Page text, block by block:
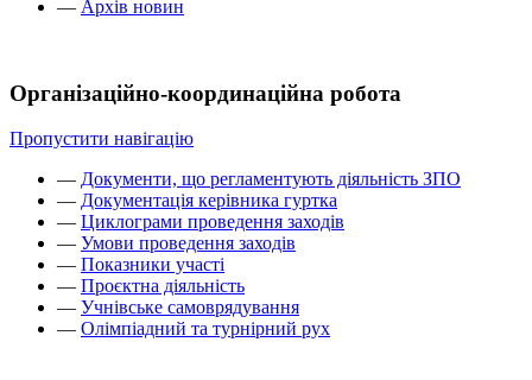
— Архів новин
Організаційно-координаційна робота
Пропустити навігацію
— Документи, що регламентують діяльність ЗПО
— Документація керівника гуртка
— Циклограми проведення заходів
— Умови проведення заходів
— Показники участі
— Проєктна діяльність
— Учнівське самоврядування
— Олімпіадний та турнірний рух